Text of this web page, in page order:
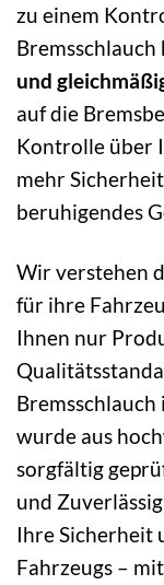
zu einem
und
auf die
Kontrolle über
mehr
beruhigendes
Wir verstehen
für ihre
Ihnen nur
wurde aus
sorgfältig
und
Ihre Sicherheit
Fahrzeugs –